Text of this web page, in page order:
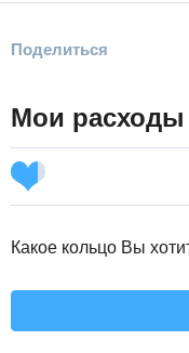
Поделиться
Мои расходы
Какое кольцо Вы